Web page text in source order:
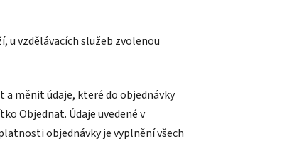
u vzdělávacích služeb zvolenou
měnit údaje, které do objednávky
Objednat. Údaje uvedené v
objednávky je vyplnění všech